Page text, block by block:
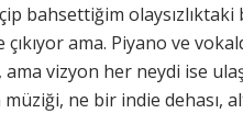
bahsettiğim
ama. Piyano ve
vizyon her neydi ise
ne bir indie dehası,